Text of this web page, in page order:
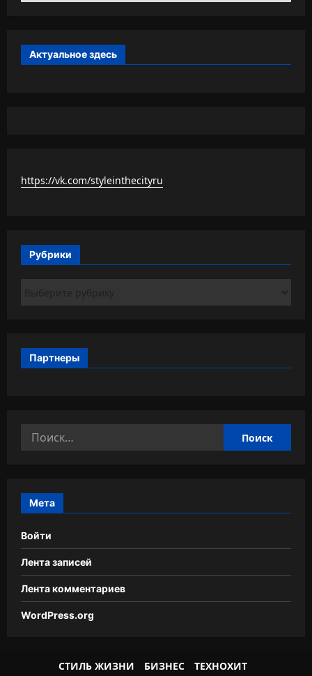
Актуальное здесь
https://vk.com/styleinthecityru
Рубрики
Партнеры
Найти:
Мета
Войти
Лента записей
Лента комментариев
WordPress.org
СТИЛЬ ЖИЗНИ БИЗНЕС
ТЕХНОХИТ